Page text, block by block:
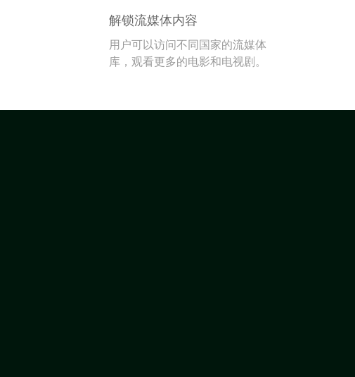
解锁流媒体内容
用户可以访问不同国家的流媒体
库，观看更多的电影和电视剧。